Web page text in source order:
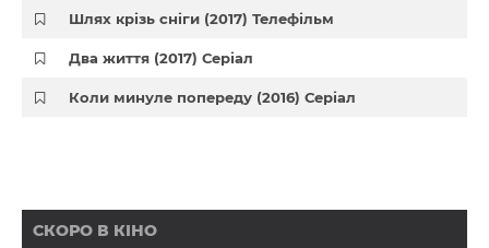
Шлях крізь сніги (2017) Телефільм
Два життя (2017) Серіал
Коли минуле попереду (2016) Серіал
СКОРО В КІНО